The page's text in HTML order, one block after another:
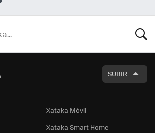
SUBIR
Xataka Móvil
Xataka Smart Home